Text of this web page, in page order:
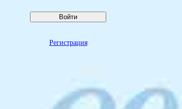
Войти
Регистрация